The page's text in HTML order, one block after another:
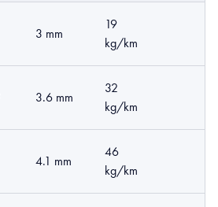
3 mm
19
kg/km
3.6 mm
32
kg/km
4.1 mm
46
kg/km